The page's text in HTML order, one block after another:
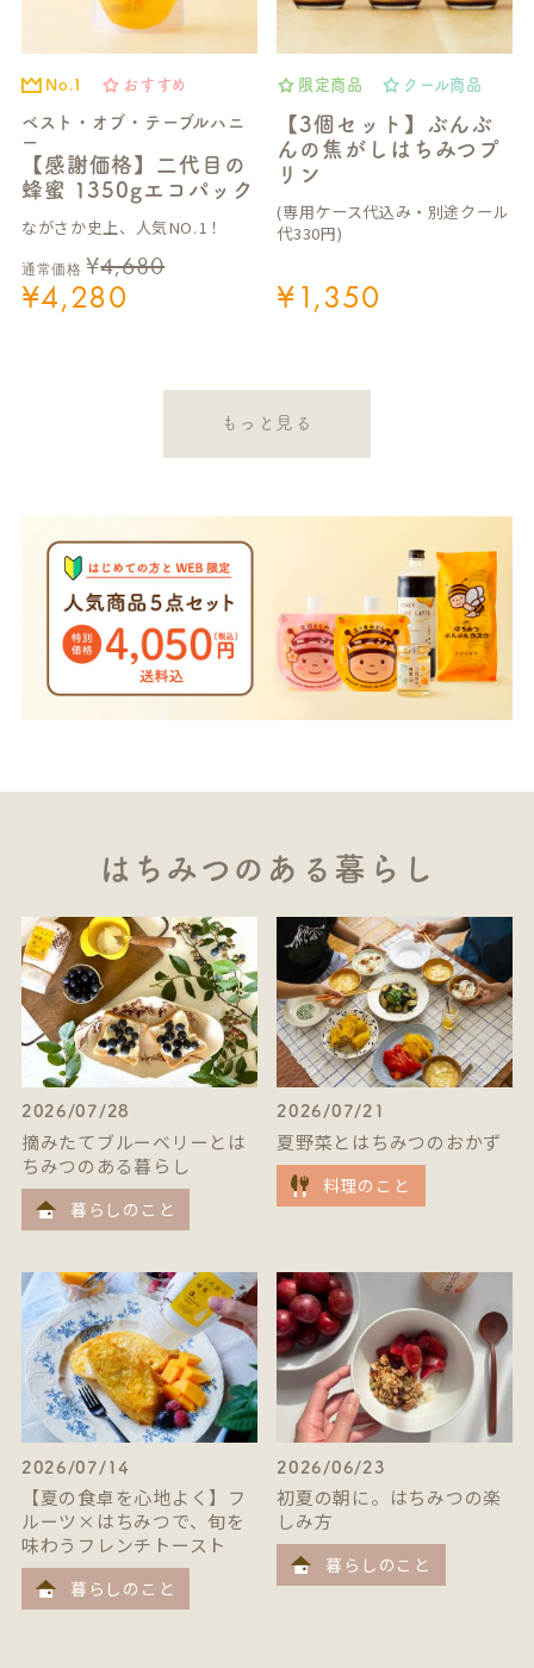
No.1 おすすめ
ベスト・オブ・テーブルハニ
ー
【感謝価格】二代目の
蜂蜜 1350gエコパック
ながさか史上、人気NO.1！
通常価格 ¥4,680
¥4,280
限定商品 クール商品
【3個セット】ぶんぶ
んの焦がしはちみつプ
リン
(専用ケース代込み・別途クール
代330円)
¥1,350
もっと見る
はちみつのある暮らし
2026/07/28
摘みたてブルーベリーとは
ちみつのある暮らし
暮らしのこと
2026/07/21
夏野菜とはちみつのおかず
料理のこと
2026/07/14
【夏の食卓を心地よく】フ
ルーツ×はちみつで、旬を
味わうフレンチトースト
暮らしのこと
2026/06/23
初夏の朝に。はちみつの楽
しみ方
暮らしのこと